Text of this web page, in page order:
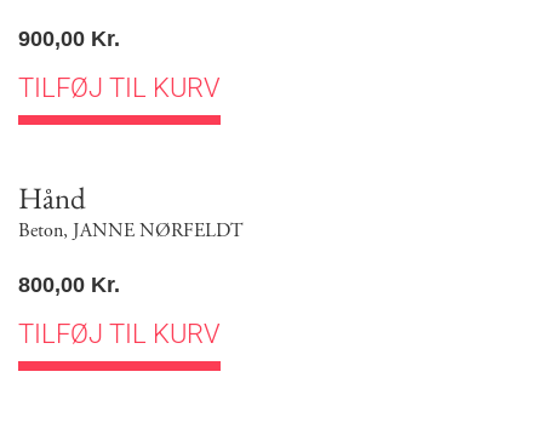
900,00 Kr.
TILFØJ TIL KURV
Hånd
Beton, JANNE NØRFELDT
800,00 Kr.
TILFØJ TIL KURV